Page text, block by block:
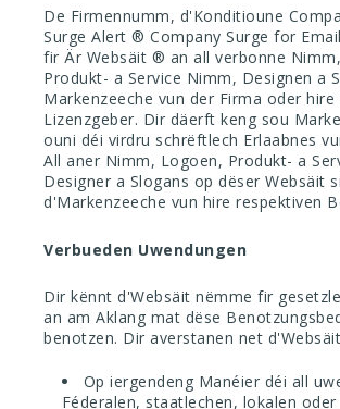
De Firmennumm, d'Konditioune
Surge Alert ® Company Surge for Email
fir Är Websäit ® an all verbonne
Produkt- a Service Nimm, Designen a
Markenzeeche vun der Firma oder
Lizenzgeber. Dir däerft keng sou
ouni déi virdru schrëftlech Erlaabnes
All aner Nimm, Logoen, Produkt- a
Designer a Slogans op dëser Websäit
d'Markenzeeche vun hire respektiven
Verbueden Uwendungen
Dir kënnt d'Websäit nëmme fir
an am Aklang mat dëse
benotzen. Dir averstanen net
Op iergendeng Manéier déi all
Féderalen, staatlechen, lokalen oder